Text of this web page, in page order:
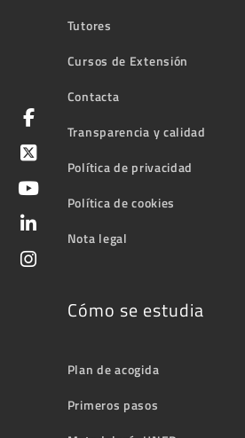
Tutores
Cursos de Extensión
Contacta
Transparencia y calidad
Política de privacidad
Política de cookies
Nota legal
Cómo se estudia
Plan de acogida
Primeros pasos